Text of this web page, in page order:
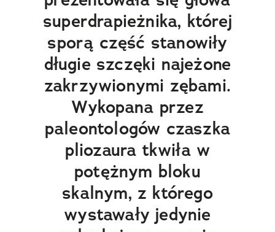
superdrapieżnika, której
sporą część stanowiły
długie szczęki najeżone
zakrzywionymi zębami.
Wykopana przez
paleontologów czaszka
pliozaura tkwiła w
potężnym bloku
skalnym, z którego
wystawały jedynie